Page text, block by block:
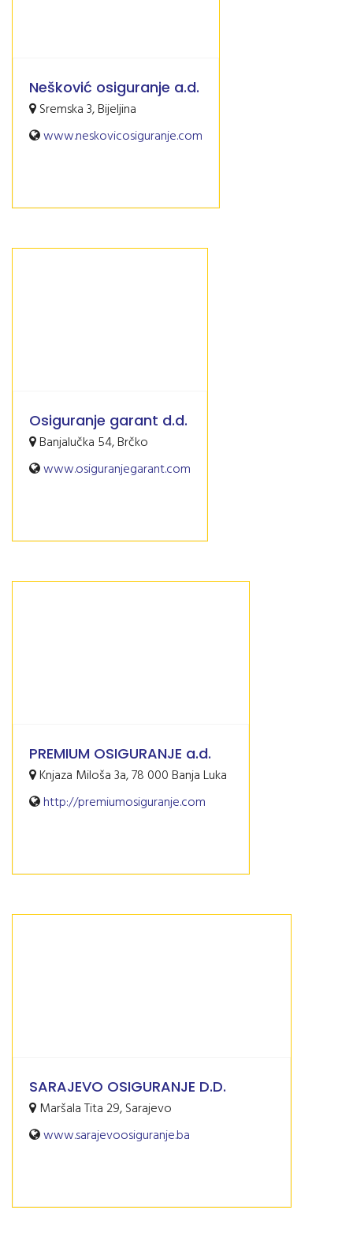
Nešković osiguranje a.d.
Sremska 3, Bijeljina
www.neskovicosiguranje.com
Osiguranje garant d.d.
Banjalučka 54, Brčko
www.osiguranjegarant.com
PREMIUM OSIGURANJE a.d.
Knjaza Miloša 3a, 78 000 Banja Luka
http://premiumosiguranje.com
SARAJEVO OSIGURANJE D.D.
Maršala Tita 29, Sarajevo
www.sarajevoosiguranje.ba